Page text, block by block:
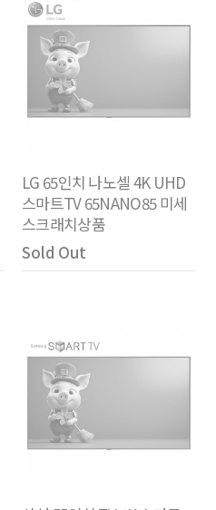
LG 65인치 나노셀 4K UHD
스마트TV 65NANO85 미세
스크래치상품
Sold Out